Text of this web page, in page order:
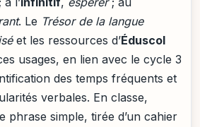
. Le Trésor de la langue
et les ressources d’Éduscol
usages, en lien avec le cycle 3
des temps fréquents et
verbales. En classe,
phrase simple, tirée d’un cahier